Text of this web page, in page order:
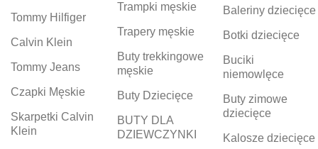
Tommy Hilfiger
Calvin Klein
Tommy Jeans
Czapki Męskie
Skarpetki Calvin
Klein
Trampki męskie
Trapery męskie
Buty trekkingowe
męskie
Buty Dziecięce
BUTY DLA
DZIEWCZYNKI
Baleriny dziecięce
Botki dziecięce
Buciki
niemowlęce
Buty zimowe
dziecięce
Kalosze dziecięce